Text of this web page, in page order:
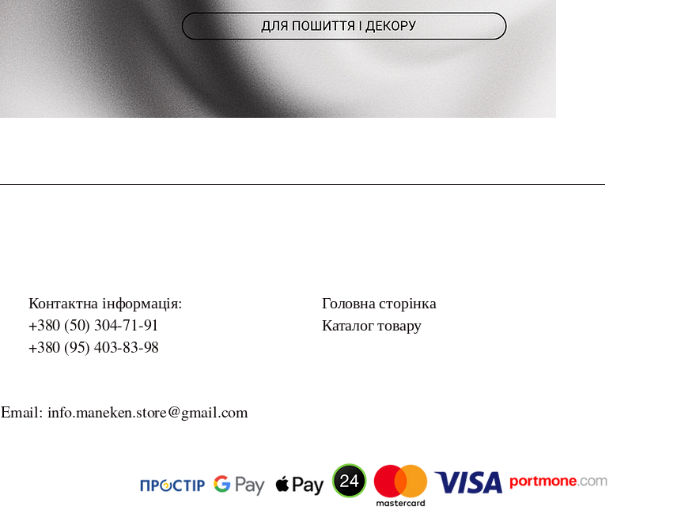
Контактна інформація:
+380 (50) 304-71-91
+380 (95) 403-83-98
Email: info.maneken.store@gmail.com
Головна сторінка
Каталог товару